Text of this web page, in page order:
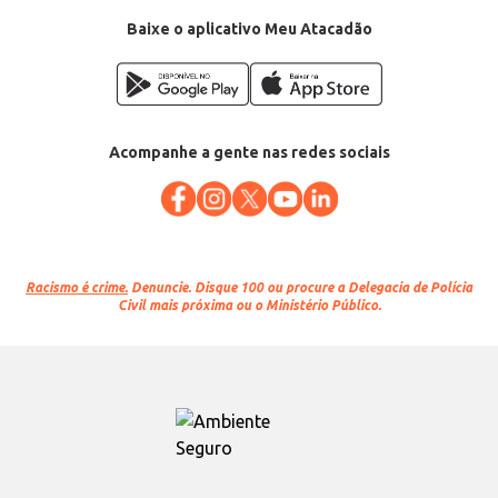
Baixe o aplicativo Meu Atacadão
Acompanhe a gente nas redes sociais
Racismo é crime. Denuncie. Disque 100 ou procure a Delegacia de Polícia
Civil mais próxima ou o Ministério Público.